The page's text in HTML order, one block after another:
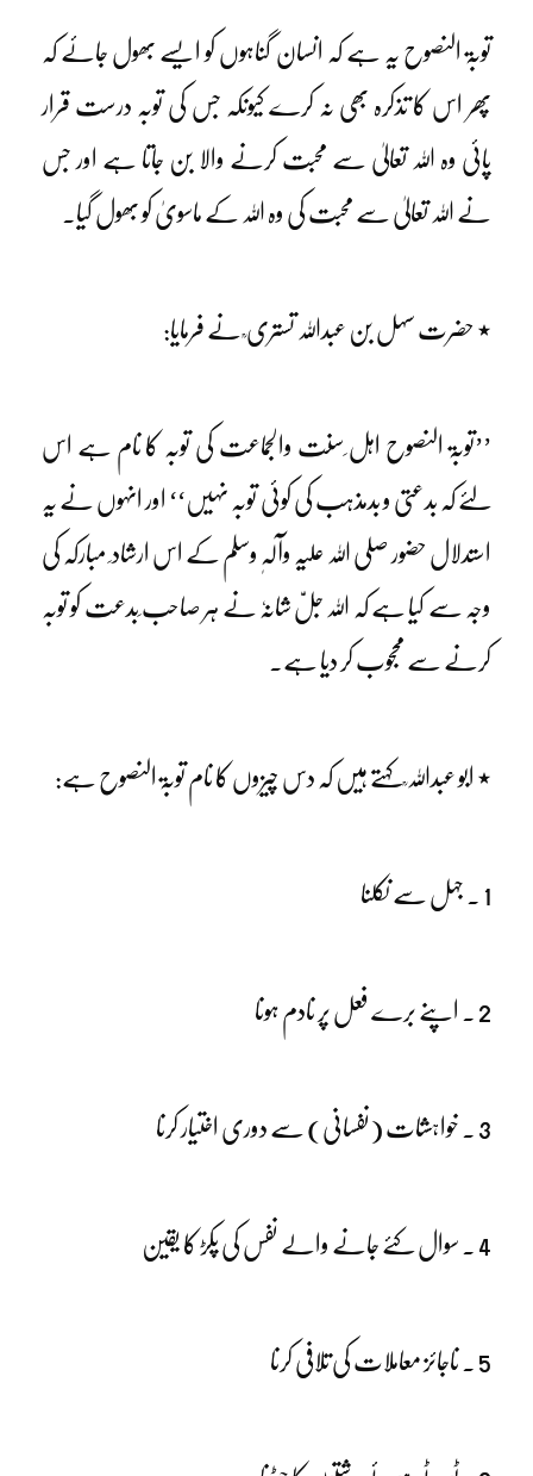
توبۃ النصوح یہ ہے کہ انسان گناہوں کو ایسے بھول جائے کہ
پھر اس کا تذکرہ بھی نہ کرے کیونکہ جس کی توبہ درست قرار
پائی وہ اللہ تعالیٰ سے محبت کرنے والا بن جاتا ہے اور جس
نے اللہ تعالیٰ سے محبت کی وہ اللہ کے ماسویٰ کو بھول گیا۔
٭ حضرت سہل بن عبداللہ تستری ؒ نے فرمایا:
’’توبۃ النصوح اہل ِسنت والجماعت کی توبہ کا نام ہے اس
لئے کہ بدعتی و بدمذہب کی کوئی توبہ نہیں‘‘ اور انہوں نے یہ
استدلال حضور صلی اللہ علیہ وآلہٖ وسلم کے اس ارشاد ِ مبارکہ کی
وجہ سے کیا ہے کہ اللہ جلّ شانہٗ نے ہر صاحب ِبدعت کو توبہ
کرنے سے محجوب کر دیا ہے۔
٭ ابو عبداللہ ؒ کہتے ہیں کہ دس چیزوں کا نام توبۃ النصوح ہے:
1 ۔ جہل سے نکلنا
2 ۔ اپنے برے فعل پر نادم ہونا
3 ۔ خواہشات (نفسانی) سے دوری اختیار کرنا
4 ۔ سوال کئے جانے والے نفس کی پکڑ کا یقین
5 ۔ ناجائز معاملات کی تلافی کرنا